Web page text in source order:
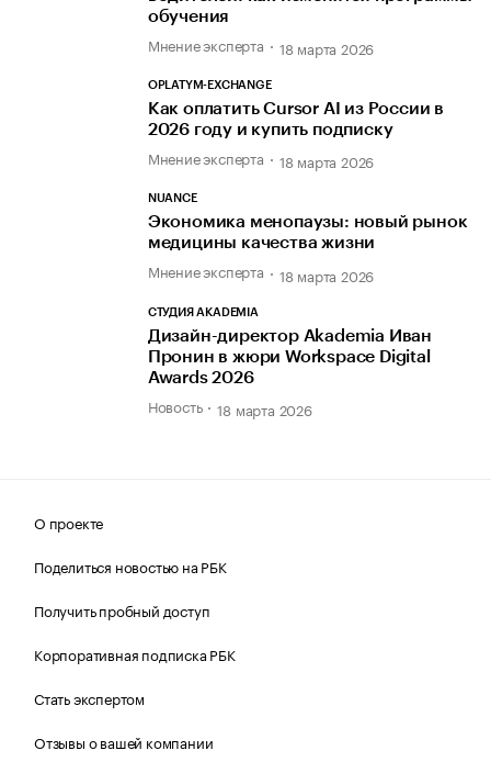
обучения
Мнение эксперта 18 марта 2026
OPLATYM-EXCHANGE
Как оплатить Cursor AI из России в
2026 году и купить подписку
Мнение эксперта 18 марта 2026
NUANCE
Экономика менопаузы: новый рынок
медицины качества жизни
Мнение эксперта 18 марта 2026
СТУДИЯ AKADEMIA
Дизайн-директор Akademia Иван
Пронин в жюри Workspace Digital
Awards 2026
Новость 18 марта 2026
О проекте
Поделиться новостью на РБК
Получить пробный доступ
Корпоративная подписка РБК
Стать экспертом
Отзывы о вашей компании